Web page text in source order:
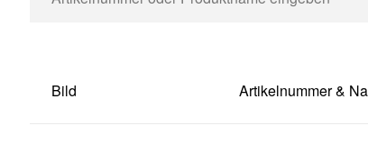
Bild Artikelnummer &